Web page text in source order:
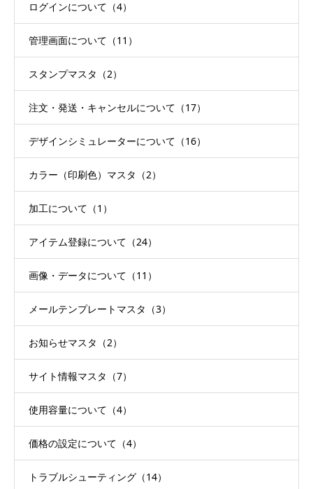
ログインについて（4）
管理画面について（11）
スタンプマスタ（2）
注文・発送・キャンセルについて（17）
デザインシミュレーターについて（16）
カラー（印刷色）マスタ（2）
加工について（1）
アイテム登録について（24）
画像・データについて（11）
メールテンプレートマスタ（3）
お知らせマスタ（2）
サイト情報マスタ（7）
使用容量について（4）
価格の設定について（4）
トラブルシューティング（14）